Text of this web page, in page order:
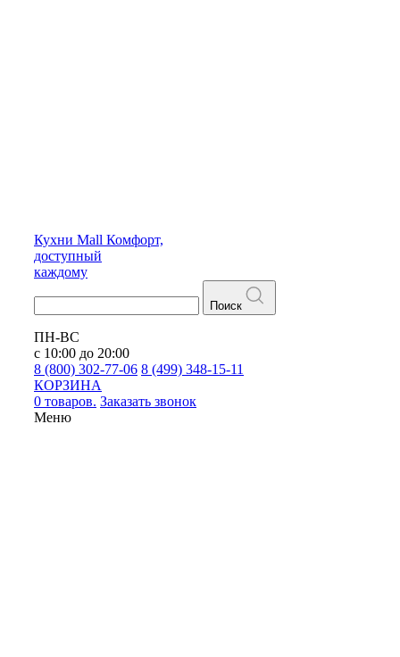
Кухни Mall Комфорт,
доступный
каждому
Поиск
ПН-ВС
с 10:00 до 20:00
8 (800) 302-77-06 8 (499) 348-15-11
КОРЗИНА
0 товаров. Заказать звонок
Меню